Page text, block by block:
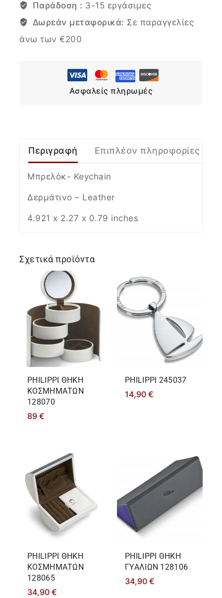
Παράδοση : 3-15 εργάσιμες
Δωρεάν μεταφορικά: Σε παραγγελίες
άνω των €200
Ασφαλείς πληρωμές
Περιγραφή Επιπλέον πληροφορίες
Μπρελόκ- Keychain
Δερμάτινο – Leather
4.921 x 2.27 x 0.79 inches
Σχετικά προϊόντα
PHILIPPΙ ΘΗΚΗ
ΚΟΣΜΗΜΑΤΩΝ
128070
89 €
PHILIPPΙ 245037
14,90 €
PHILIPPΙ ΘΗΚΗ
ΚΟΣΜΗΜΑΤΩΝ
128065
34,90 €
PHILIPPΙ ΘΗΚΗ
ΓΥΑΛΙΩΝ 128106
34,90 €